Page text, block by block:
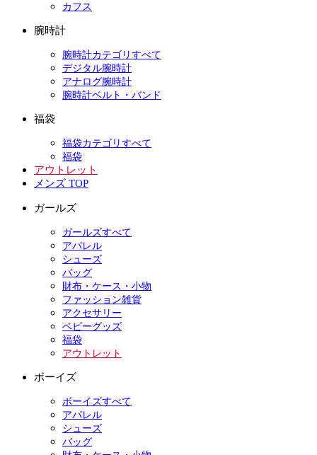
カフス
腕時計
腕時計カテゴリすべて
デジタル腕時計
アナログ腕時計
腕時計ベルト・バンド
福袋
福袋カテゴリすべて
福袋
アウトレット
メンズ TOP
ガールズ
ガールズすべて
アパレル
シューズ
バッグ
財布・ケース・小物
ファッション雑貨
アクセサリー
ベビーグッズ
福袋
アウトレット
ボーイズ
ボーイズすべて
アパレル
シューズ
バッグ